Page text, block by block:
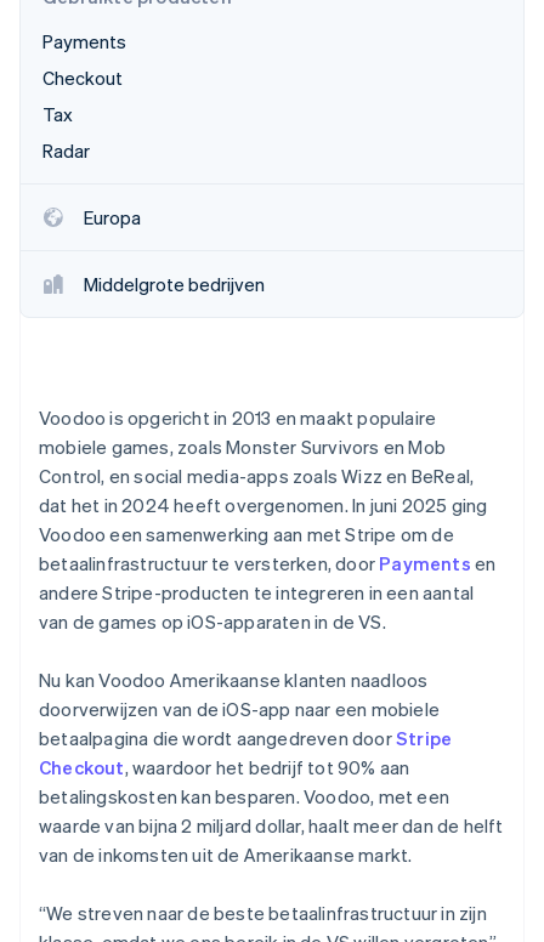
Climate
CO₂-verwijdering
Identity
Online identiteitsverificatie
Stripe Sessions 2026
Payments
Checkout
Tax
Radar
Europa
Middelgrote bedrijven
Voodoo is opgericht in 2013 en maakt populaire
mobiele games, zoals Monster Survivors en Mob
Control, en social media-apps zoals Wizz en BeReal,
dat het in 2024 heeft overgenomen. In juni 2025 ging
Voodoo een samenwerking aan met Stripe om de
betaalinfrastructuur te versterken, door Payments en
andere Stripe-producten te integreren in een aantal
van de games op iOS-apparaten in de VS.
Nu kan Voodoo Amerikaanse klanten naadloos
doorverwijzen van de iOS-app naar een mobiele
betaalpagina die wordt aangedreven doorStripe
Checkout, waardoor het bedrijf tot 90% aan
betalingskosten kan besparen. Voodoo, met een
waarde van bijna 2 miljard dollar, haalt meer dan de helft
van de inkomsten uit de Amerikaanse markt.
“We streven naar de beste betaalinfrastructuur in zijn